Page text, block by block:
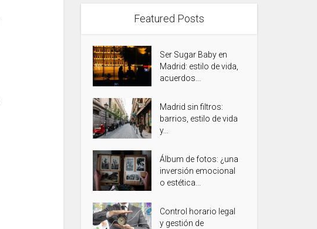
Featured Posts
Ser Sugar Baby en
Madrid: estilo de vida,
acuerdos...
Madrid sin filtros:
barrios, estilo de vida
y...
Álbum de fotos: ¿una
inversión emocional
o estética...
Control horario legal
y gestión de